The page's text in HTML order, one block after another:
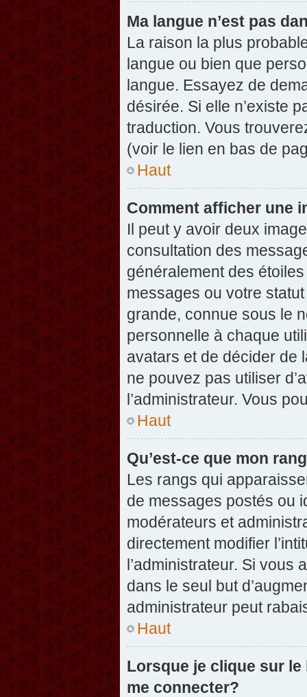
Ma langue n’est pas
La raison la plus
langue ou bien que
langue. Essayez de
désirée. Si elle n’existe
traduction. Vous
(voir le lien en bas de
Haut
Comment afficher une
Il peut y avoir deux
consultation des
généralement des
messages ou votre
grande, connue sous le
personnelle à chaque
avatars et de décider de
ne pouvez pas utiliser
l’administrateur. Vous
Haut
Qu’est-ce que mon
Les rangs qui
de messages postés ou
modérateurs et
directement modifier
l’administrateur. Si vous
dans le seul but
administrateur peut
Haut
Lorsque je clique sur
me connecter?